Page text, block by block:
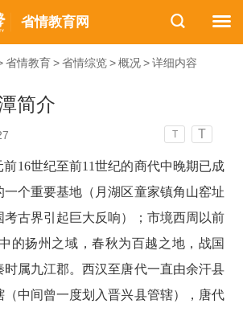
省情教育网
省情教育>省情综览>概况>详细内容
简介
T T
前16世纪至前11世纪的商代中晚期已成
一个重要基地（月湖区童家镇角山窑址
考古界引起巨大反响）；市境西周以前
的扬州之域，春秋为百越之地，战国
时属九江郡。西汉至唐代一直由余汗县
（中间曾一度划入晋兴县管辖），唐代